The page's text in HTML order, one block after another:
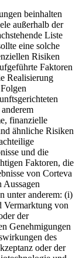
beinhalten
außerhalb der
Liste
eine solche
Risiken
Faktoren
Realisierung
finanzielle
ähnliche Risiken
und die
Faktoren, die
von Corteva
Aussagen
unter anderem: (i)
Vermarktung von
der
Genehmigungen
des
oder der